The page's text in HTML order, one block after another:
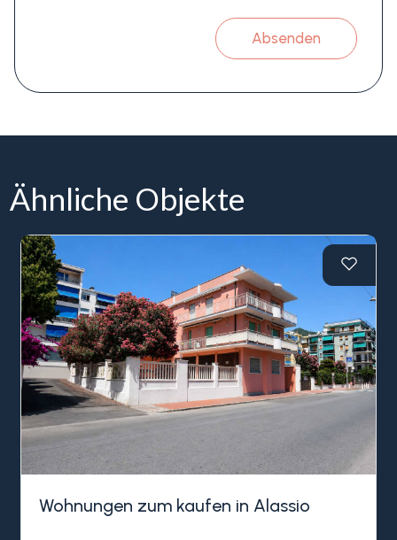
Absenden
Ähnliche Objekte
Wohnungen zum kaufen in Alassio